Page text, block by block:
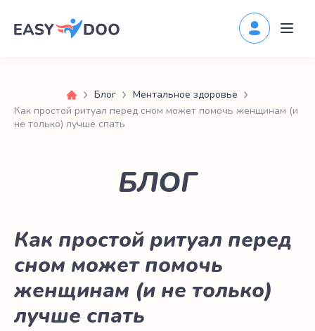
Блог
Ментальное здоровье
Как простой ритуал перед сном может помочь женщинам (и
не только) лучше спать
БЛОГ
Как простой ритуал перед
сном может помочь
женщинам (и не только)
лучше спать